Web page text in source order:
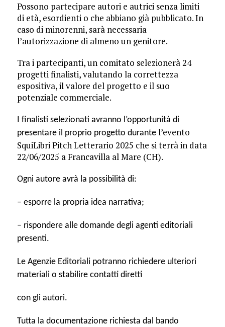
Possono partecipare autori e autrici senza limiti
di età, esordienti o che abbiano già pubblicato. In
caso di minorenni, sarà necessaria
l’autorizzazione di almeno un genitore.
Tra i partecipanti, un comitato selezionerà 24
progetti finalisti, valutando la correttezza
espositiva, il valore del progetto e il suo
potenziale commerciale.
I finalisti selezionati avranno l’opportunità di
presentare il proprio progetto durante l’evento
SquiLibri Pitch Letterario 2025 che si terrà in data
22/06/2025 a Francavilla al Mare (CH).
Ogni autore avrà la possibilità di:
– esporre la propria idea narrativa;
– rispondere alle domande degli agenti editoriali
presenti.
Le Agenzie Editoriali potranno richiedere ulteriori
materiali o stabilire contatti diretti
con gli autori.
Tutta la documentazione richiesta dal bando